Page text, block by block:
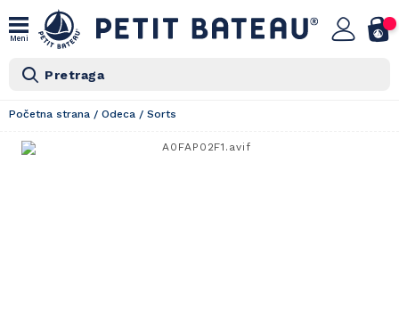
Meni
Pretraga
Početna strana / Odeca / Sorts